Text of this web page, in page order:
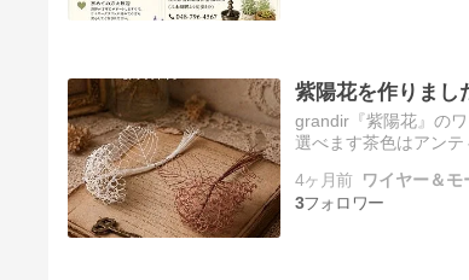
紫陽花を作りま
grandir『紫陽花』の
選べます茶色はアン
4ヶ月前 ワイヤー＆モ
3